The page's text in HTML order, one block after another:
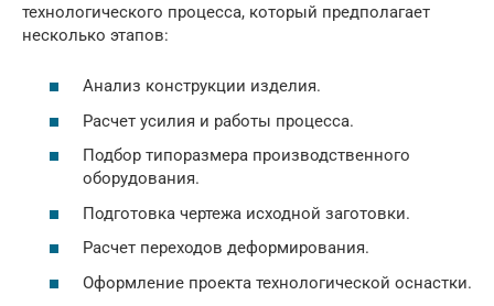
технологического процесса, который предполагает
несколько этапов:
Анализ конструкции изделия.
Расчет усилия и работы процесса.
Подбор типоразмера производственного
оборудования.
Подготовка чертежа исходной заготовки.
Расчет переходов деформирования.
Оформление проекта технологической оснастки.